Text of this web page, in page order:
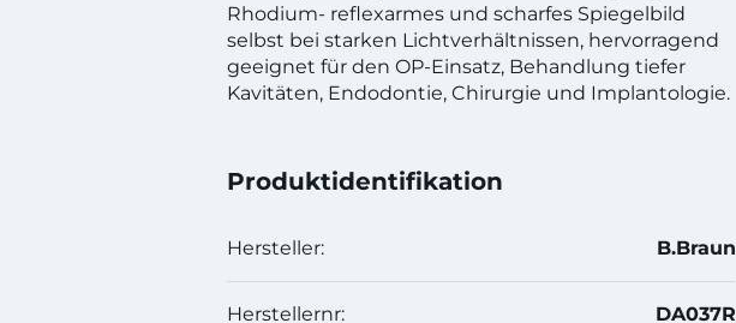
Rhodium- reflexarmes und scharfes Spiegelbild
selbst bei starken Lichtverhältnissen, hervorragend
geeignet für den OP-Einsatz, Behandlung tiefer
Kavitäten, Endodontie, Chirurgie und Implantologie.
Produktidentifikation
Hersteller: B.Braun
Herstellernr: DA037R